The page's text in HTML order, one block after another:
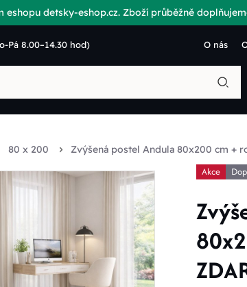
eshopu detsky-eshop.cz. Zboží průběžně
Pá 8.00–14.30 hod) O nás
80 x 200 Zvýšená postel Andula 80x200 cm +
Akce